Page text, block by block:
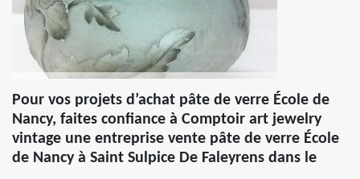
Pour vos projets d’achat pâte de verre École de
Nancy, faites confiance à Comptoir art jewelry
vintage une entreprise vente pâte de verre École
de Nancy à Saint Sulpice De Faleyrens dans le